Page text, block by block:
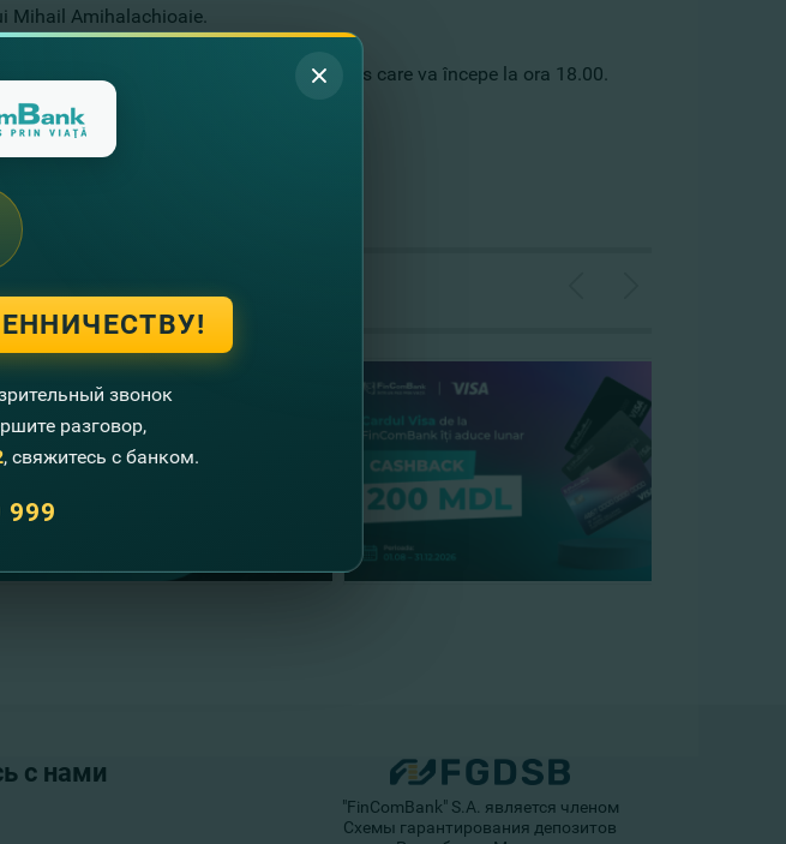
Mihail Amihalachioaie.
Vă invităm la un spectacol frumos care va începe la ora 18.00.
с нами
"FinComBank" S.A. является членом
Схемы гарантирования депозитов
звонок
разговор,
, свяжитесь с банком.
999